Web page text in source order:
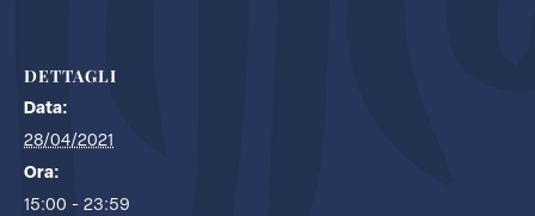
DETTAGLI
Data:
28/04/2021
Ora:
15:00 - 23:59